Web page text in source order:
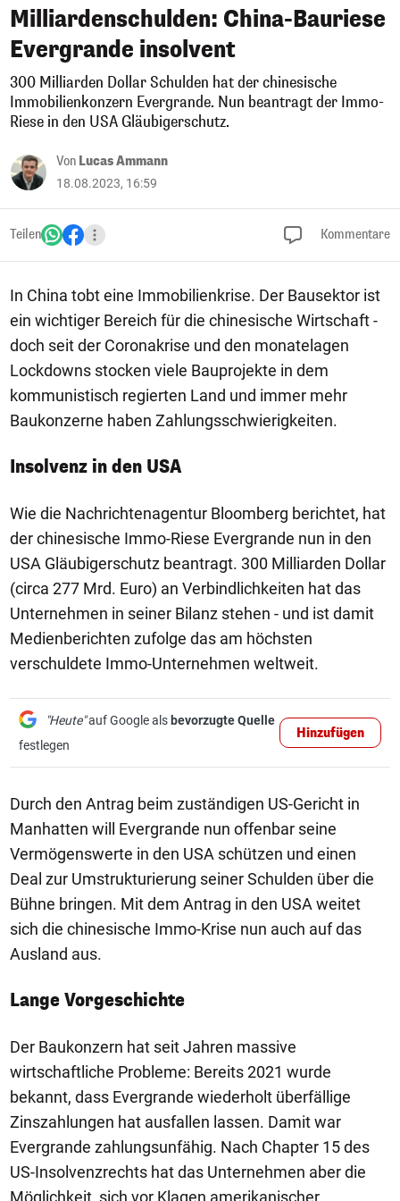
Milliardenschulden: China-Bauriese
Evergrande insolvent
300 Milliarden Dollar Schulden hat der chinesische
Immobilienkonzern Evergrande. Nun beantragt der Immo-
Riese in den USA Gläubigerschutz.
Von Lucas Ammann
18.08.2023, 16:59
Teilen Kommentare
In China tobt eine Immobilienkrise. Der Bausektor ist
ein wichtiger Bereich für die chinesische Wirtschaft -
doch seit der Coronakrise und den monatelagen
Lockdowns stocken viele Bauprojekte in dem
kommunistisch regierten Land und immer mehr
Baukonzerne haben Zahlungsschwierigkeiten.
Insolvenz in den USA
Wie die Nachrichtenagentur Bloomberg berichtet, hat
der chinesische Immo-Riese Evergrande nun in den
USA Gläubigerschutz beantragt. 300 Milliarden Dollar
(circa 277 Mrd. Euro) an Verbindlichkeiten hat das
Unternehmen in seiner Bilanz stehen - und ist damit
Medienberichten zufolge das am höchsten
verschuldete Immo-Unternehmen weltweit.
"Heute"auf Google als bevorzugte Quelle
festlegen
Hinzufügen
Durch den Antrag beim zuständigen US-Gericht in
Manhatten will Evergrande nun offenbar seine
Vermögenswerte in den USA schützen und einen
Deal zur Umstrukturierung seiner Schulden über die
Bühne bringen. Mit dem Antrag in den USA weitet
sich die chinesische Immo-Krise nun auch auf das
Ausland aus.
Lange Vorgeschichte
Der Baukonzern hat seit Jahren massive
wirtschaftliche Probleme: Bereits 2021 wurde
bekannt, dass Evergrande wiederholt überfällige
Zinszahlungen hat ausfallen lassen. Damit war
Evergrande zahlungsunfähig. Nach Chapter 15 des
US-Insolvenzrechts hat das Unternehmen aber die
Möglichkeit, sich vor Klagen amerikanischer